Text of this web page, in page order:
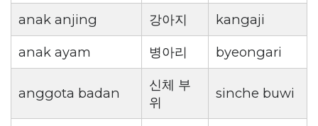
anak anjing
강아지
kangaji
anak ayam
병아리 byeongari
anggota badan
신체 부
위
sinche buwi